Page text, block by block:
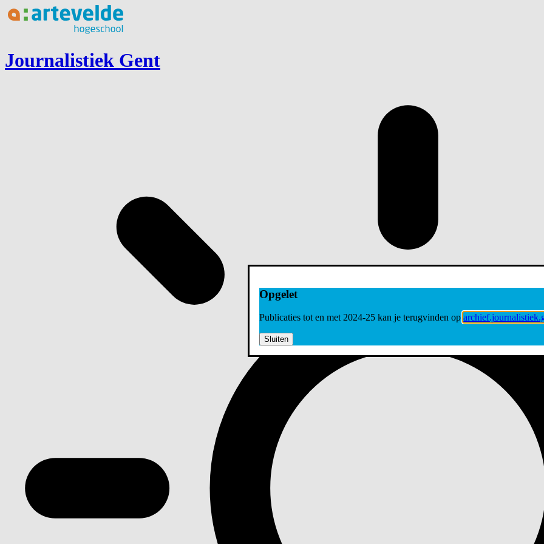
Ga naar inhoud
Journalistiek Gent
Opgelet
Publicaties tot en met 2024-25 kan je terugvinden op
Sluiten